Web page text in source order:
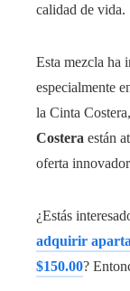
calidad de vida.
Esta mezcla ha
especialmente
la Cinta
Costera están
oferta
¿Estás
adquirir
$150.00?